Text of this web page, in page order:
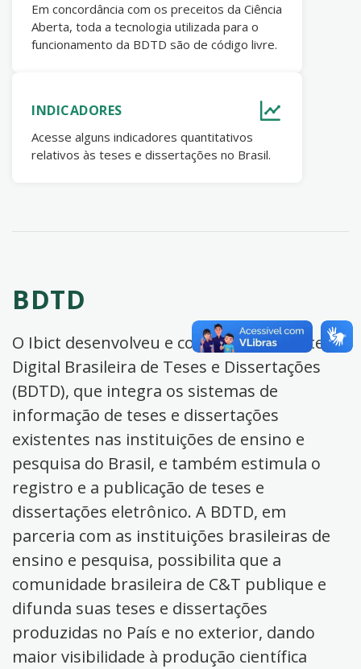
Em concordância com os preceitos da Ciência
Aberta, toda a tecnologia utilizada para o
funcionamento da BDTD são de código livre.
INDICADORES
Acesse alguns indicadores quantitativos
relativos às teses e dissertações no Brasil.
BDTD
O Ibict desenvolveu e coordena a Biblioteca
Digital Brasileira de Teses e Dissertações
(BDTD), que integra os sistemas de
informação de teses e dissertações
existentes nas instituições de ensino e
pesquisa do Brasil, e também estimula o
registro e a publicação de teses e
dissertações eletrônico. A BDTD, em
parceria com as instituições brasileiras de
ensino e pesquisa, possibilita que a
comunidade brasileira de C&T publique e
difunda suas teses e dissertações
produzidas no País e no exterior, dando
maior visibilidade à produção científica